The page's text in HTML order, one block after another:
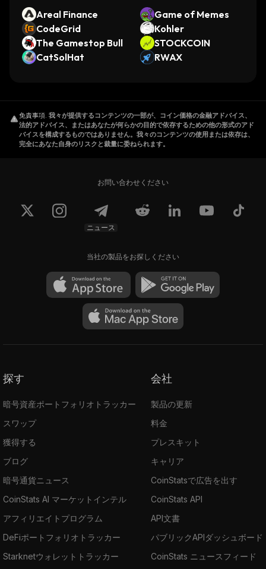
Areal Finance
Game of Memes
CodeGrid
Kohler
The Gamestop Bull
STOCKCOIN
CatSolHat
RWAX
免責事項. 我々が提供するコンテンツの一部が、コイン価格の金融アドバイス、
法的アドバイス、またはあなたが何らかの目的で依存するための他の形式のアド
バイスを構成するものではありません。我々のコンテンツの使用または依存は、
完全にあなた自身のリスクと裁量に委ねられます。
お問い合わせください
ニュース
当社の製品をお探しください
探す
暗号資産ポートフォリオトラッカー
スワップ
獲得する
ブログ
暗号通貨ニュース
CoinStats AI マーケットインテル
アフィリエイトプログラム
DeFiポートフォリオトラッカー
Starknetウォレットトラッカー
会社
製品の更新
料金
プレスキット
キャリア
CoinStatsで広告を出す
CoinStats API
API文書
パブリックAPIダッシュボード
CoinStats ニュースフィード